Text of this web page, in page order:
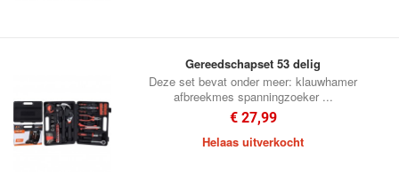
Gereedschapset 53 delig
Deze set bevat onder meer: klauwhamer
afbreekmes spanningzoeker ...
€ 27,99
Helaas uitverkocht